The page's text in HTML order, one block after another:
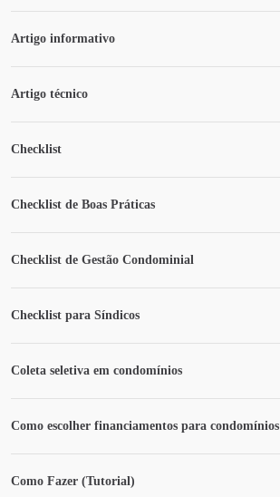
Artigo informativo
Artigo técnico
Checklist
Checklist de Boas Práticas
Checklist de Gestão Condominial
Checklist para Síndicos
Coleta seletiva em condomínios
Como escolher financiamentos para condomínios
Como Fazer (Tutorial)